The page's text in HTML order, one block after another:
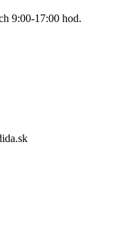
9:00-17:00 hod.